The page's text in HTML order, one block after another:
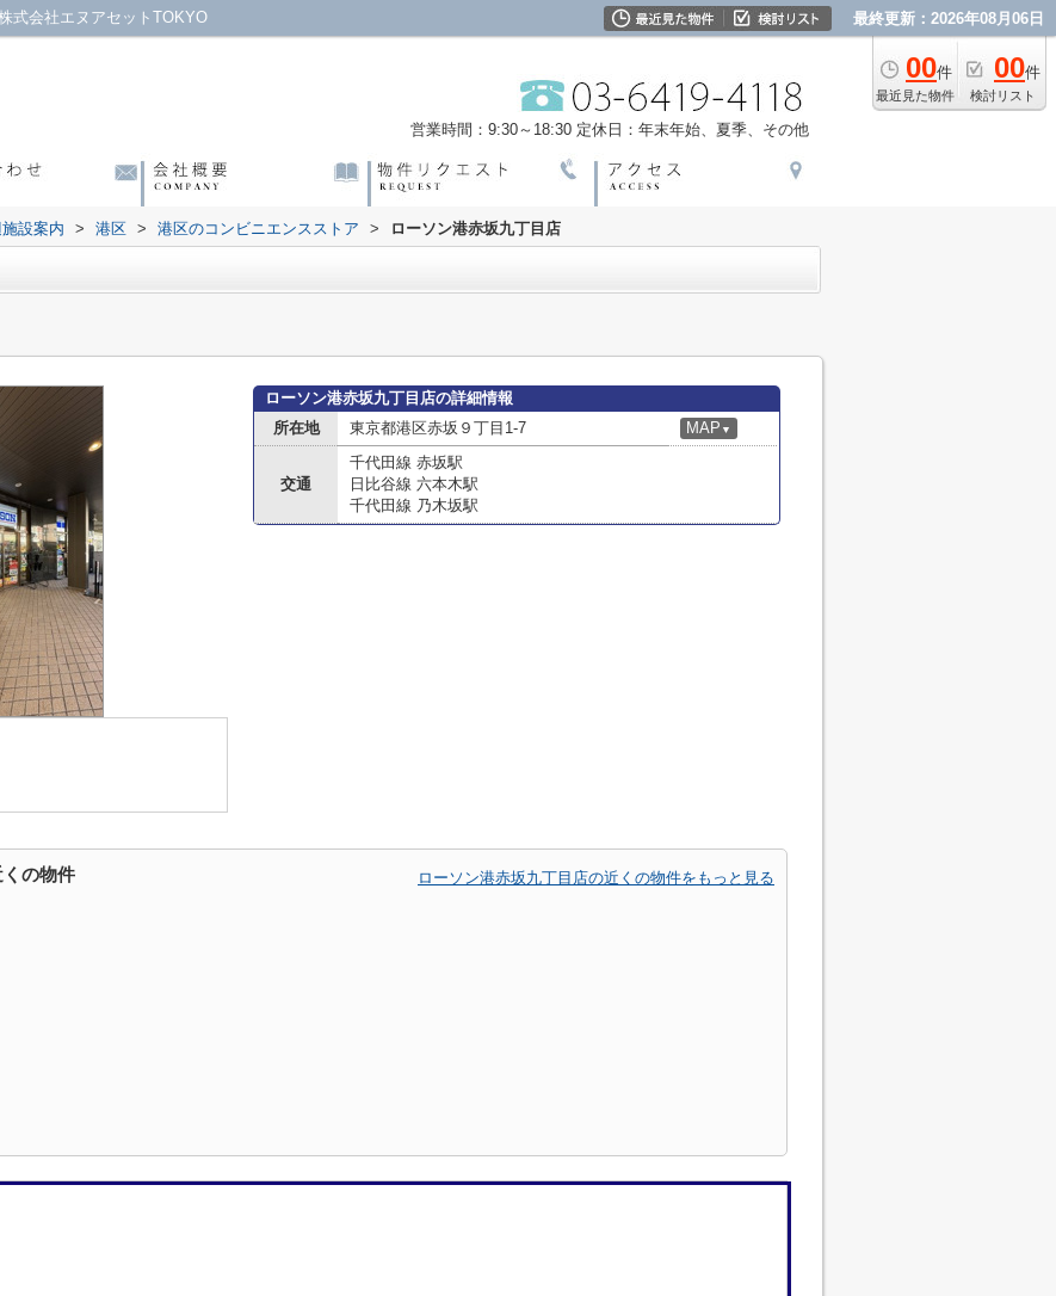
式会社エヌアセットTOKYO 最終更新：2026年08月06日
00件
最近見た物件
00件
検討リスト
営業時間：9:30～18:30 定休日：年末年始、夏季、その他
設案内 > 港区 > 港区のコンビニエンスストア > ローソン港赤坂九丁目店
ローソン港赤坂九丁目店の詳細情報
所在地
東京都港区赤坂９丁目1-7 MAP ▼
交通
千代田線 赤坂駅
日比谷線 六本木駅
千代田線 乃木坂駅
の物件 ローソン港赤坂九丁目店の近くの物件をもっと見る